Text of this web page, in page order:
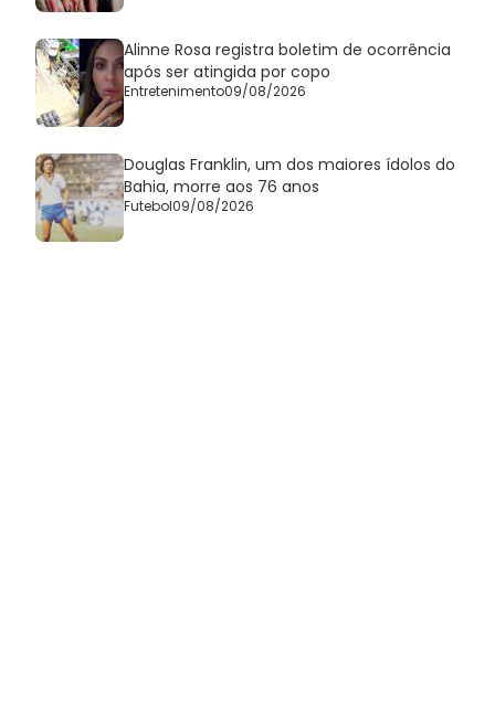
Alinne Rosa registra boletim de ocorrência
após ser atingida por copo
Entretenimento09/08/2026
Douglas Franklin, um dos maiores ídolos do
Bahia, morre aos 76 anos
Futebol09/08/2026